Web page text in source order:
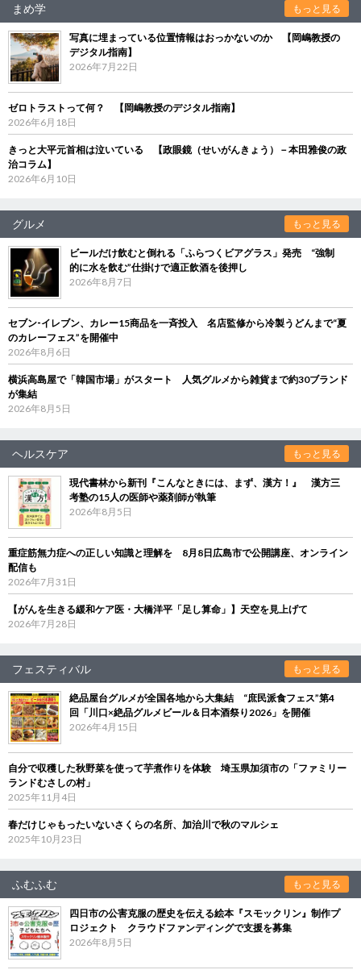
まめ学 もっと見る
写真に埋まっている位置情報はおっかないのか 【岡嶋教授の
デジタル指南】
2026年7月22日
ゼロトラストって何？ 【岡嶋教授のデジタル指南】
2026年6月18日
きっと大平元首相は泣いている 【政眼鏡（せいがんきょう）－本田雅俊の政
治コラム】
2026年6月10日
グルメ もっと見る
ビールだけ飲むと倒れる「ふらつくビアグラス」発売 “強制
的に水を飲む”仕掛けで適正飲酒を後押し
2026年8月7日
セブン‐イレブン、カレー15商品を一斉投入 名店監修から冷製うどんまで“夏
のカレーフェス”を開催中
2026年8月6日
横浜高島屋で「韓国市場」がスタート 人気グルメから雑貨まで約30ブランド
が集結
2026年8月5日
ヘルスケア もっと見る
現代書林から新刊『こんなときには、まず、漢方！』 漢方三
考塾の15人の医師や薬剤師が執筆
2026年8月5日
重症筋無力症への正しい知識と理解を 8月8日広島市で公開講座、オンライン
配信も
2026年7月31日
【がんを生きる緩和ケア医・大橋洋平「足し算命」】天空を見上げて
2026年7月28日
フェスティバル もっと見る
絶品屋台グルメが全国各地から大集結 “庶民派食フェス”第4
回「川口×絶品グルメビール＆日本酒祭り2026」を開催
2026年4月15日
自分で収穫した秋野菜を使って芋煮作りを体験 埼玉県加須市の「ファミリー
ランドむさしの村」
2025年11月4日
春だけじゃもったいないさくらの名所、加治川で秋のマルシェ
2025年10月23日
ふむふむ もっと見る
四日市の公害克服の歴史を伝える絵本『スモックリン』制作プ
ロジェクト クラウドファンディングで支援を募集
2026年8月5日